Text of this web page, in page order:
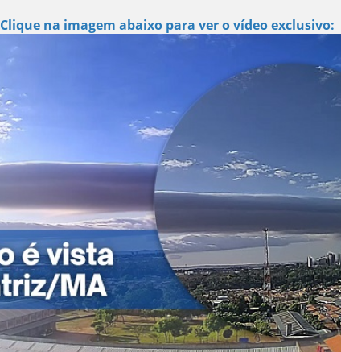
Clique na imagem abaixo para ver o vídeo exclusivo: